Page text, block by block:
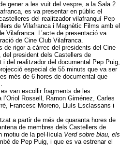
gener a les vuit del vespre, a la Sala 2
es va presentar en públic el
del realitzador vilafranquí Pep
de Vilafranca i Magnètic Films amb el
Vilafranca. L’acte de presentació va
de Cine Club Vilafranca.
de rigor a càrrec del presidents del Cine
president dels Castellers de
i del realitzador del documental Pep Puig,
especial de 55 minuts que va ser
més de 6 hores de documental que
van escollir fragments de les
Rossell, Ramon Giménez, Carles
Francesc Moreno, Lluís Esclassans i
a partir de més de quaranta hores de
de membres dels Castellers de
motiu de la pel·lícula Verd sobre blau, els
de Pep Puig, i que es va estrenar el